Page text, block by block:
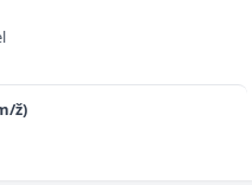
ž)